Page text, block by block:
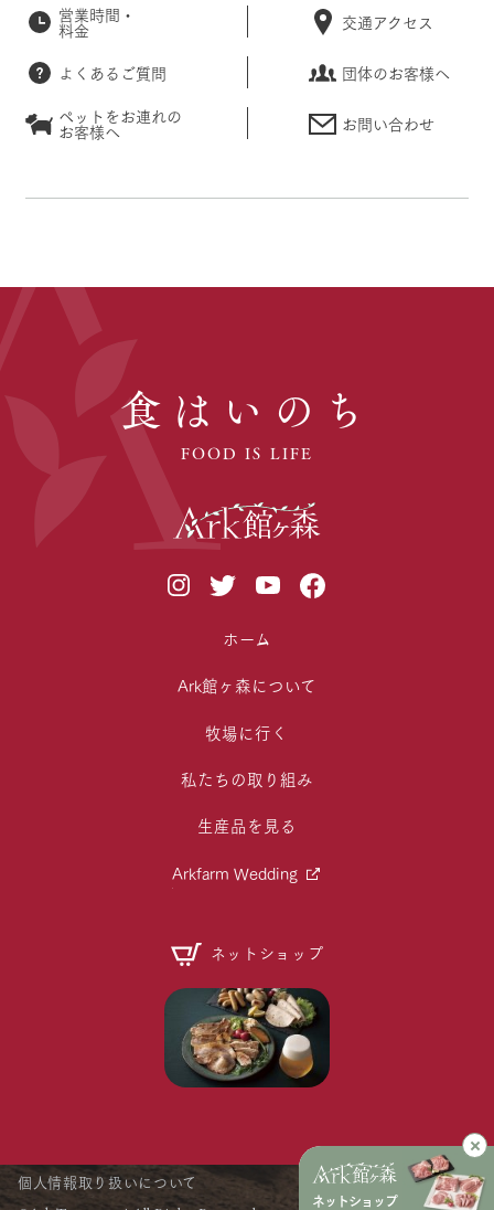
ネットショップ
営業時間・
料金 交通アクセス
よくあるご質問
団体のお客様へ
ペットをお連れの
お客様へ お問い合わせ
食はいのち
FOOD IS LIFE
ホーム
Ark館ヶ森について
牧場に行く
私たちの取り組み
生産品を見る
Arkfarm Wedding
ネットショップ
個人情報取り扱いについて